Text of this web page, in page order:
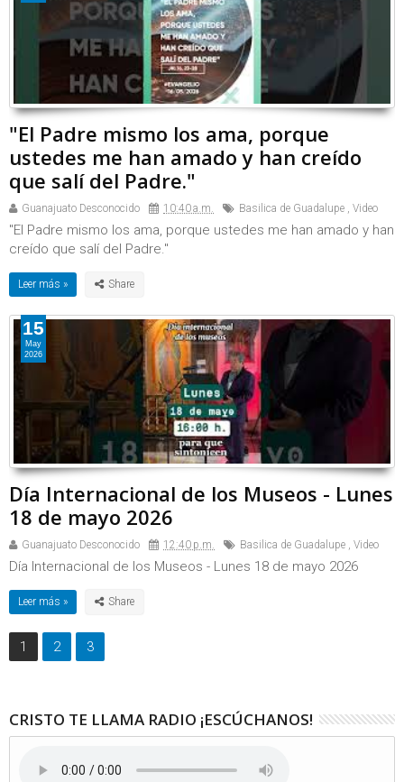
"El Padre mismo los ama, porque
ustedes me han amado y han creído
que salí del Padre."
Guanajuato Desconocido 10:40 a.m. Basilica de Guadalupe , Video
"El Padre mismo los ama, porque ustedes me han amado y han
creído que salí del Padre."
Leer más »
Día Internacional de los Museos - Lunes
18 de mayo 2026
Guanajuato Desconocido 12:40 p.m. Basilica de Guadalupe , Video
Día Internacional de los Museos - Lunes 18 de mayo 2026
Leer más »
15
May
2026
1 2 3
CRISTO TE LLAMA RADIO ¡ESCÚCHANOS!